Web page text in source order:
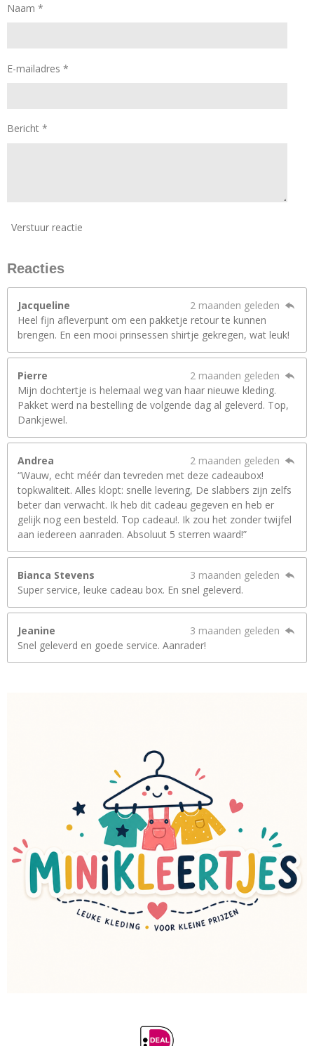
Naam *
E-mailadres *
Bericht *
Verstuur reactie
Reacties
Jacqueline
2 maanden geleden
Heel fijn afleverpunt om een pakketje retour te kunnen
brengen. En een mooi prinsessen shirtje gekregen, wat leuk!
Pierre
2 maanden geleden
Mijn dochtertje is helemaal weg van haar nieuwe kleding.
Pakket werd na bestelling de volgende dag al geleverd. Top,
Dankjewel.
Andrea
2 maanden geleden
“Wauw, echt méér dan tevreden met deze cadeaubox!
topkwaliteit. Alles klopt: snelle levering, De slabbers zijn zelfs
beter dan verwacht. Ik heb dit cadeau gegeven en heb er
gelijk nog een besteld. Top cadeau!. Ik zou het zonder twijfel
aan iedereen aanraden. Absoluut 5 sterren waard!”
Bianca Stevens
3 maanden geleden
Super service, leuke cadeau box. En snel geleverd.
Jeanine
3 maanden geleden
Snel geleverd en goede service. Aanrader!